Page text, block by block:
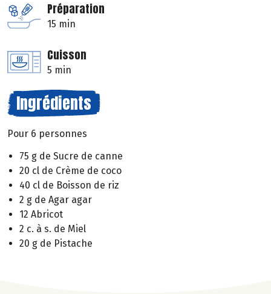
Préparation
15 min
Cuisson
5 min
Ingrédients
Pour 6 personnes
75 g de Sucre de canne
20 cl de Crème de coco
40 cl de Boisson de riz
2 g de Agar agar
12 Abricot
2 c. à s. de Miel
20 g de Pistache